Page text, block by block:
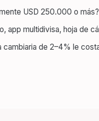
USD 250.000 o más?
app multidivisa, hoja de
de 2–4% le